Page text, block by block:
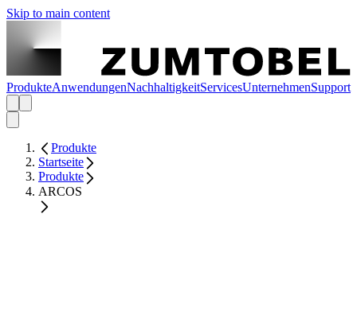
Skip to main content
ProdukteAnwendungenNachhaltigkeitServicesUnternehmenSupport
Produkte
Startseite
Produkte
ARCOS